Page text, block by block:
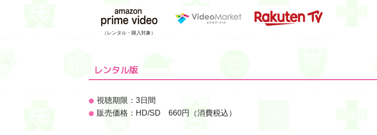
（レンタル・購入対象）
レンタル版
視聴期限：3日間
販売価格：HD/SD 660円（消費税込）